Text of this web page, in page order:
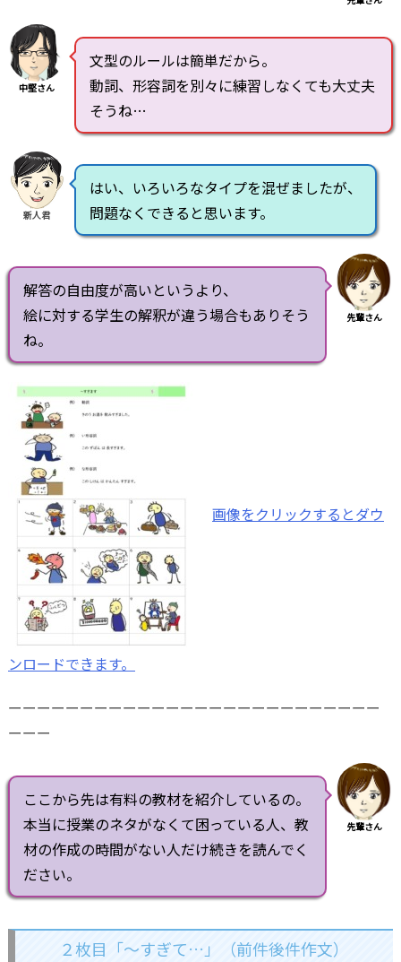
中堅さん
文型のルールは簡単だから。
動詞、形容詞を別々に練習しなくても大丈夫
そうね…
新人君
はい、いろいろなタイプを混ぜましたが、
問題なくできると思います。
解答の自由度が高いというより、
絵に対する学生の解釈が違う場合もありそう
ね。
先輩さん
画像をクリックするとダウ
ンロードできます。
ーーーーーーーーーーーーーーーーーーーーーーーーーー
ーーー
ここから先は有料の教材を紹介しているの。
本当に授業のネタがなくて困っている人、教
材の作成の時間がない人だけ続きを読んでく
ださい。
先輩さん
２枚目「～すぎて…」（前件後件作文）